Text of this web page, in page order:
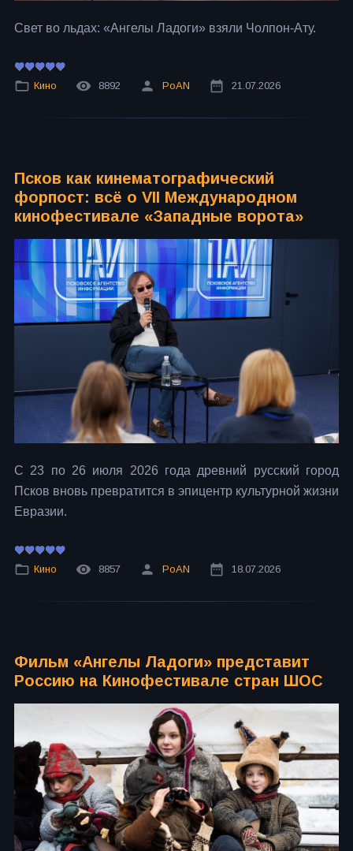
Свет во льдах: «Ангелы Ладоги» взяли Чолпон-Ату.
Кино 8892 PoAN 21.07.2026
Псков как кинематографический
форпост: всё о VII Международном
кинофестивале «Западные ворота»
С 23 по 26 июля 2026 года древний русский город
Псков вновь превратится в эпицентр культурной жизни
Евразии.
Кино 8857 PoAN 18.07.2026
Фильм «Ангелы Ладоги» представит
Россию на Кинофестивале стран ШОС